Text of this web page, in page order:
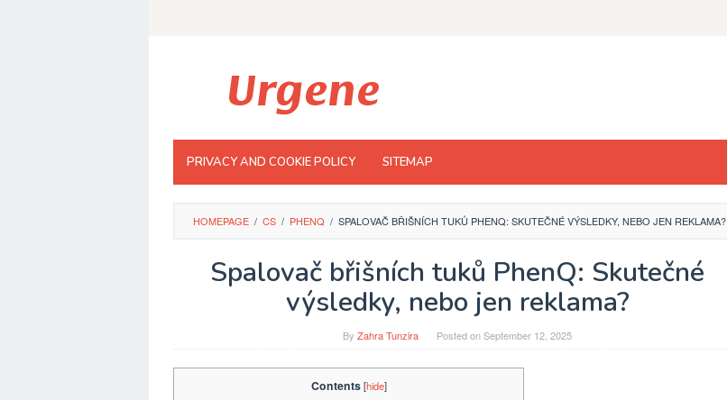
PRIVACY AND COOKIE POLICY SITEMAP
HOMEPAGE / CS / PHENQ / SPALOVAČ BŘIŠNÍCH TUKŮ PHENQ: SKUTEČNÉ VÝSLEDKY, NEBO JEN REKLAMA?
Spalovač břišních tuků PhenQ: Skutečné
výsledky, nebo jen reklama?
By Zahra Tunzira Posted onSeptember 12, 2025
Contents [hide]